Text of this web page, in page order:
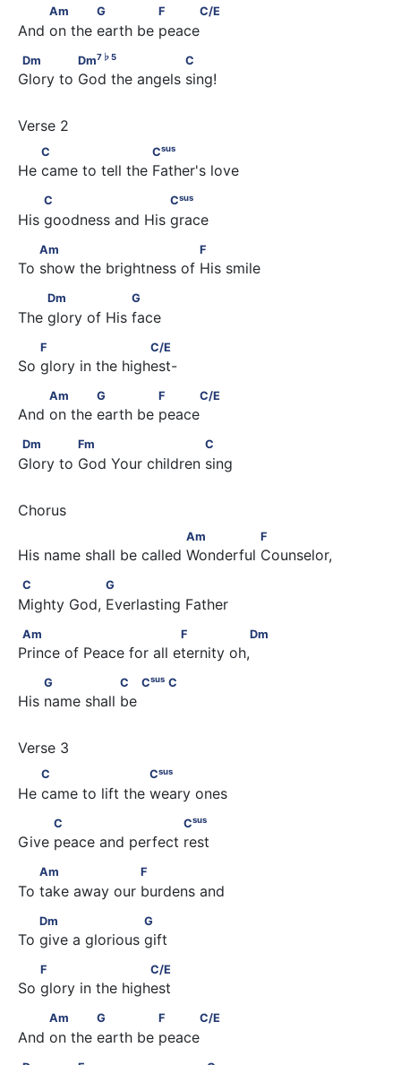
Am            G              F     C/E
Am G F C/E
And on the earth be peace
Dm              Dm
C
Dm Dm7 ♭5 C
Glory to God the angels sing!
C                      Csus
C Csus
He came to tell the Father's love
C                      Csus
C Csus
His goodness and His grace
Am                            F
Am F
To show the brightness of His smile
Dm                  G
Dm G
The glory of His face
F                      C/E
F C/E
So glory in the highest-
Am            G              F     C/E
Am G F C/E
And on the earth be peace
Dm              Fm                       C
Dm Fm C
Glory to God Your children sing
Am               F
Am F
His name shall be called Wonderful Counselor,
C                 G
C G
Mighty God, Everlasting Father
Am                              F                Dm
Am F Dm
Prince of Peace for all eternity oh,
G                C        C
G C Csus C
His name shall be
C                      C
C Csus
He came to lift the weary ones
C                       Csus
C Csus
Give peace and perfect rest
Am                   F
Am F
To take away our burdens and
Dm                     G
Dm G
To give a glorious gift
F                      C/E
F C/E
So glory in the highest
Am            G              F     C/E
Am G F C/E
And on the earth be peace